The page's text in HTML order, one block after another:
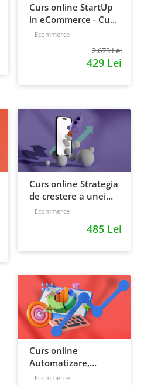
Curs online StartUp
in eCommerce - Cum
deschizi un magazin
Ecommerce
2.673 Lei
429 Lei
Curs online Strategia
de crestere a unei
afaceri - de la idee, la
Ecommerce
485 Lei
Curs online
Automatizare,
scalare si loializare:
Ecommerce